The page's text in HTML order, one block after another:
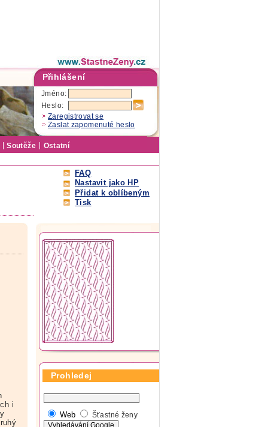
Přihlášení
Jméno:
Heslo:
Zaregistrovat se
Zaslat zapomenuté heslo
Soutěže Ostatní
FAQ
Nastavit jako HP
Přidat k oblíbeným
Tisk
i
Prohledej
Web Šťastné ženy